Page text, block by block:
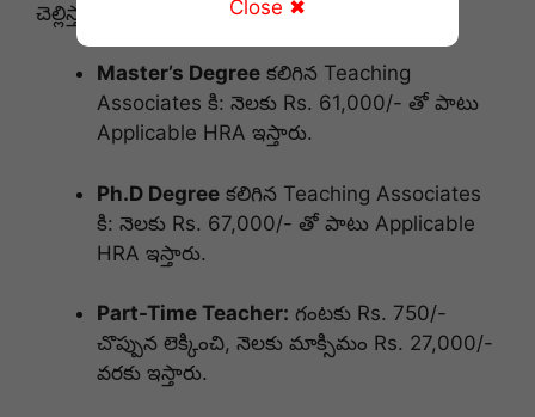
చెల్లిస్తారు:
Master’s Degree కలిగిన Teaching
Associates కి: నెలకు Rs. 61,000/- తో పాటు
Applicable HRA ఇస్తారు.
Ph.D Degree కలిగిన Teaching Associates
కి: నెలకు Rs. 67,000/- తో పాటు Applicable
HRA ఇస్తారు.
Part-Time Teacher: గంటకు Rs. 750/-
చొప్పున లెక్కించి, నెలకు మాక్సిమం Rs. 27,000/-
వరకు ఇస్తారు.
Close ✖